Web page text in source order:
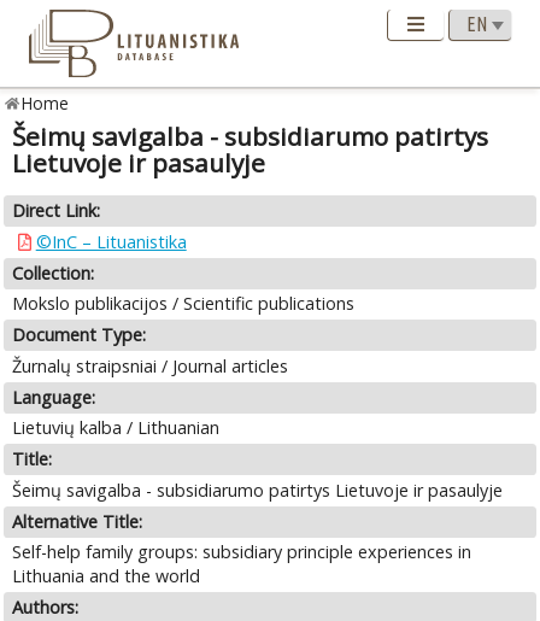
Home
Šeimų savigalba - subsidiarumo patirtys
Lietuvoje ir pasaulyje
Direct Link:
©InC – Lituanistika
Collection:
Mokslo publikacijos / Scientific publications
Document Type:
Žurnalų straipsniai / Journal articles
Language:
Lietuvių kalba / Lithuanian
Title:
Šeimų savigalba - subsidiarumo patirtys Lietuvoje ir pasaulyje
Alternative Title:
Self-help family groups: subsidiary principle experiences in
Lithuania and the world
Authors: